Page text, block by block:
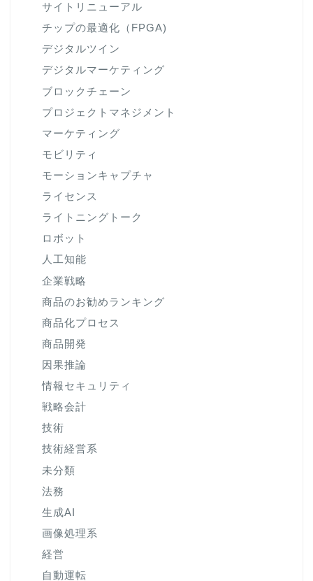
サイトリニューアル
チップの最適化（FPGA)
デジタルツイン
デジタルマーケティング
ブロックチェーン
プロジェクトマネジメント
マーケティング
モビリティ
モーションキャプチャ
ライセンス
ライトニングトーク
ロボット
人工知能
企業戦略
商品のお勧めランキング
商品化プロセス
商品開発
因果推論
情報セキュリティ
戦略会計
技術
技術経営系
未分類
法務
生成AI
画像処理系
経営
自動運転